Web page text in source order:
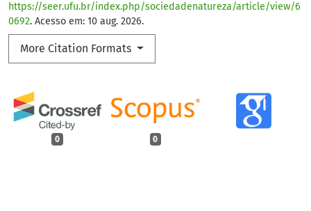
https://seer.ufu.br/index.php/sociedadenatureza/article/view/6
0692. Acesso em: 10 aug. 2026.
More Citation Formats
0 0